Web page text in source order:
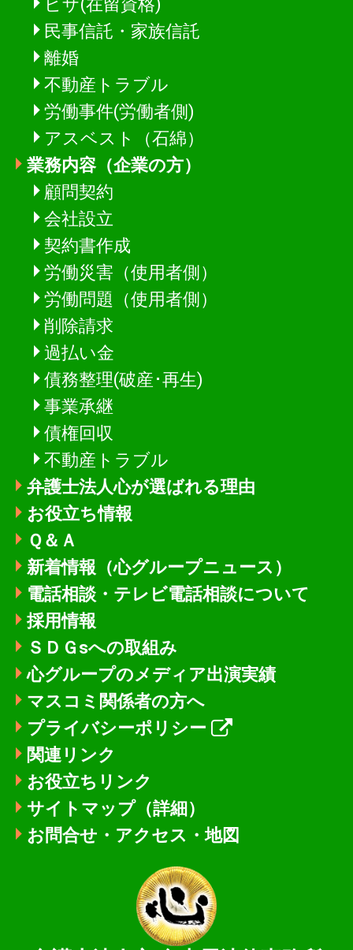
ビザ(在留資格)
民事信託・家族信託
離婚
不動産トラブル
労働事件(労働者側)
アスベスト（石綿）
業務内容（企業の方）
顧問契約
会社設立
契約書作成
労働災害（使用者側）
労働問題（使用者側）
削除請求
過払い金
債務整理(破産･再生)
事業承継
債権回収
不動産トラブル
弁護士法人心が選ばれる理由
お役立ち情報
Ｑ＆Ａ
新着情報 （心グループニュース）
電話相談・テレビ電話相談について
採用情報
ＳＤＧsへの取組み
心グループのメディア出演実績
マスコミ関係者の方へ
プライバシーポリシー
関連リンク
お役立ちリンク
サイトマップ（詳細）
お問合せ・アクセス・地図